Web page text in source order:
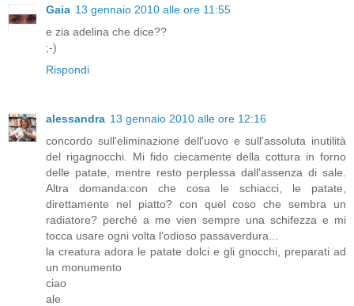
Gaia 13 gennaio 2010 alle ore 11:55
e zia adelina che dice??
;-)
Rispondi
alessandra 13 gennaio 2010 alle ore 12:16
concordo sull'eliminazione dell'uovo e sull'assoluta inutilità
del rigagnocchi. Mi fido ciecamente della cottura in forno
delle patate, mentre resto perplessa dall'assenza di sale.
Altra domanda:con che cosa le schiacci, le patate,
direttamente nel piatto? con quel coso che sembra un
radiatore? perché a me vien sempre una schifezza e mi
tocca usare ogni volta l'odioso passaverdura...
la creatura adora le patate dolci e gli gnocchi, preparati ad
un monumento
ciao
ale